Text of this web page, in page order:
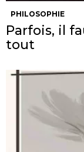
PHILOSOPHIE
Parfois, il
tout